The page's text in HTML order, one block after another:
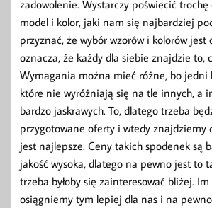
zadowolenie. Wystarczy poświecić
model i kolor, jaki nam się najbardziej
przyznać, że wybór wzorów i kolorów jest
oznacza, że każdy dla siebie znajdzie to,
Wymagania można mieć różne, bo jedni
które nie wyróżniają się na tle innych, a
bardzo jaskrawych. To, dlatego trzeba
przygotowane oferty i wtedy znajdziemy
jest najlepsze. Ceny takich spodenek są
jakość wysoka, dlatego na pewno jest to
trzeba byłoby się zainteresować bliżej.
osiągniemy tym lepiej dla nas i na